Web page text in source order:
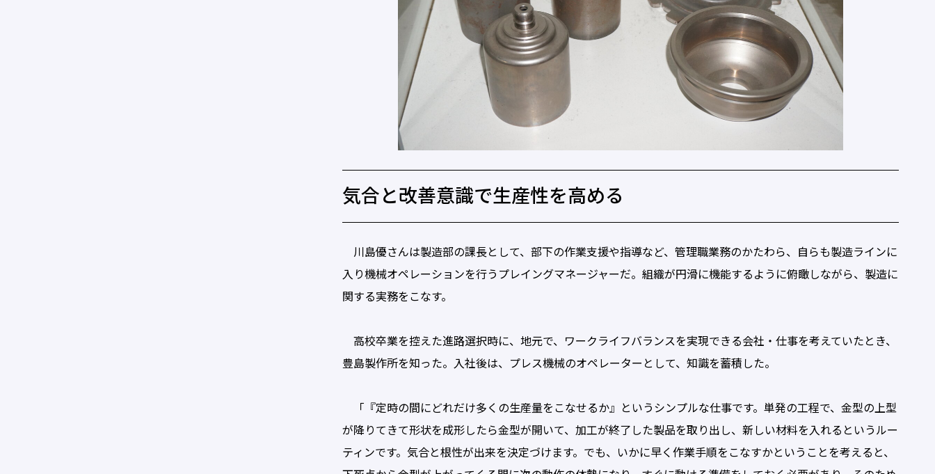
気合と改善意識で生産性を高める
川島優さんは製造部の課長として、部下の作業支援や指導など、管理職業務のかたわら、自らも製造ラインに
入り機械オペレーションを行うプレイングマネージャーだ。組織が円滑に機能するように俯瞰しながら、製造に
関する実務をこなす。
高校卒業を控えた進路選択時に、地元で、ワークライフバランスを実現できる会社・仕事を考えていたとき、
豊島製作所を知った。入社後は、プレス機械のオペレーターとして、知識を蓄積した。
「『定時の間にどれだけ多くの生産量をこなせるか』というシンプルな仕事です。単発の工程で、金型の上型
が降りてきて形状を成形したら金型が開いて、加工が終了した製品を取り出し、新しい材料を入れるというルー
ティンです。気合と根性が出来を決定づけます。でも、いかに早く作業手順をこなすかということを考えると、